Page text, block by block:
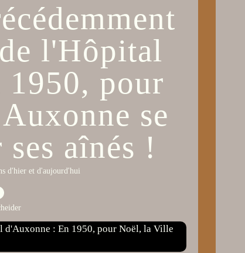
l'Hôpital
pour
se
aînés !
d'hier et d'aujourd'hui